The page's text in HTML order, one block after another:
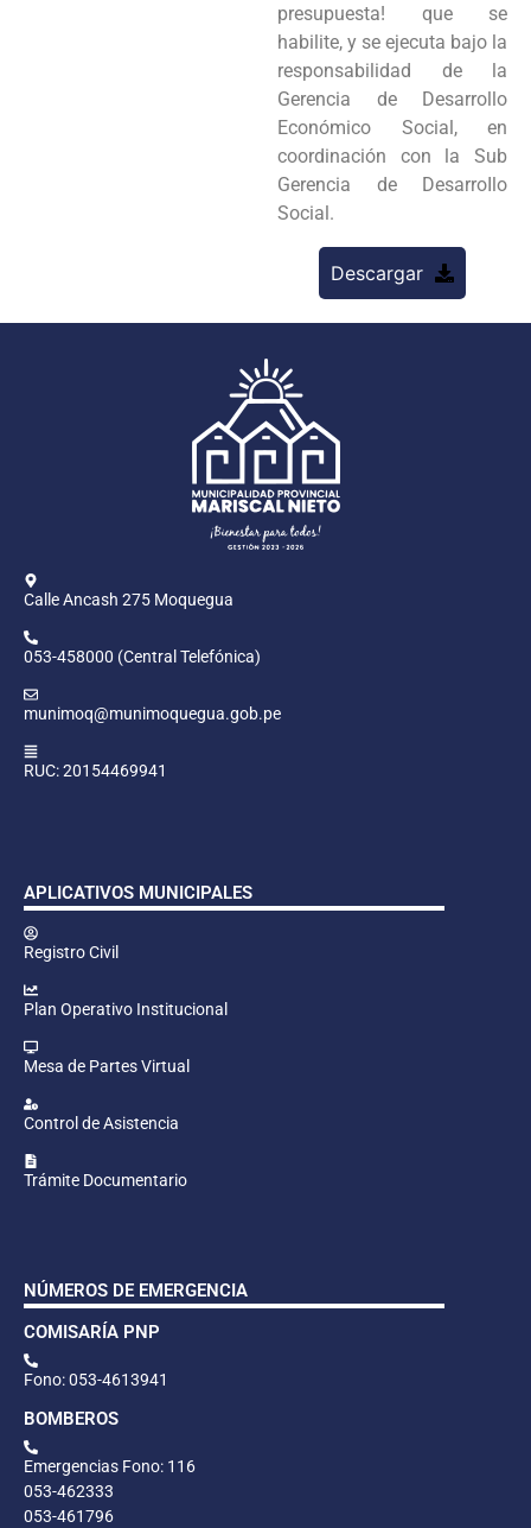
presupuesta! que se
habilite, y se ejecuta bajo la
responsabilidad de la
Gerencia de Desarrollo
Económico Social, en
coordinación con la Sub
Gerencia de DesarroIlo
Social.
Descargar
Calle Ancash 275 Moquegua
053-458000 (Central Telefónica)
munimoq@munimoquegua.gob.pe
RUC: 20154469941
APLICATIVOS MUNICIPALES
Registro Civil
Plan Operativo Institucional
Mesa de Partes Virtual
Control de Asistencia
Trámite Documentario
NÚMEROS DE EMERGENCIA
COMISARÍA PNP
Fono: 053-4613941
BOMBEROS
Emergencias Fono: 116
053-462333
053-461796